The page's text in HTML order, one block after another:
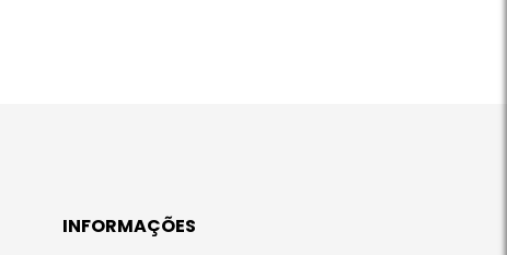
INFORMAÇÕES